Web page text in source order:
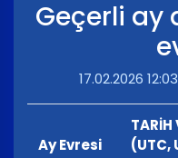
Geçerli ay
17.02.2026
Ay Evresi
TARİH
(UTC,